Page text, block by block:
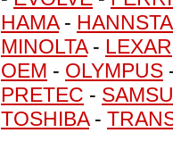
HAMA-
MINOLTA- LEXAR
OEM - OLYMPUS
PRETEC -
TOSHIBA-